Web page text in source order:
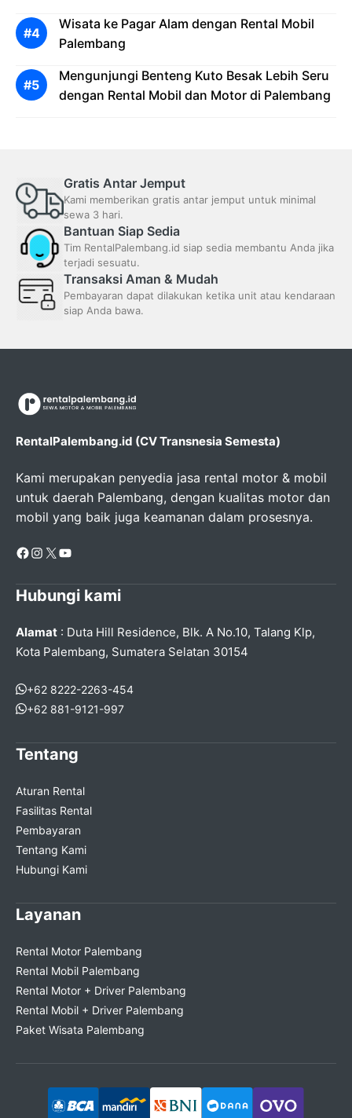
Wisata ke Pagar Alam dengan Rental Mobil
Palembang
Mengunjungi Benteng Kuto Besak Lebih Seru
dengan Rental Mobil dan Motor di Palembang
Gratis Antar Jemput
Kami memberikan gratis antar jemput untuk minimal
sewa 3 hari.
Bantuan Siap Sedia
Tim RentalPalembang.id siap sedia membantu Anda jika
terjadi sesuatu.
Transaksi Aman & Mudah
Pembayaran dapat dilakukan ketika unit atau kendaraan
siap Anda bawa.
RentalPalembang.id (CV Transnesia Semesta)
Kami merupakan penyedia jasa rental motor & mobil
untuk daerah Palembang, dengan kualitas motor dan
mobil yang baik juga keamanan dalam prosesnya.
Facebook
Instagram
X YouTube
Hubungi kami
Alamat : Duta Hill Residence, Blk. A No.10, Talang Klp,
Kota Palembang, Sumatera Selatan 30154
+62 8222-2263-454
+62 881-9121-997
Tentang
Aturan Rental
Fasilitas Rental
Pembayaran
Tentang Kami
Hubungi Kami
Layanan
Rental Motor Palembang
Rental Mobil Palembang
Rental Motor + Driver Palembang
Rental Mobil + Driver Palembang
Paket Wisata Palembang